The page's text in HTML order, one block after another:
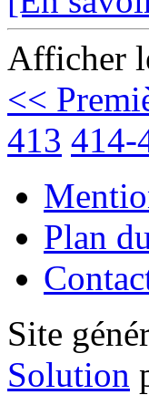
Afficher
<<
413 414-
Plan
Site
Solution